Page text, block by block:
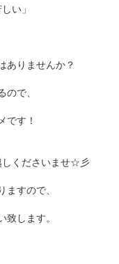
い」
ありませんか？
ので、
です！
しくださいませ☆彡
すので、
致します。